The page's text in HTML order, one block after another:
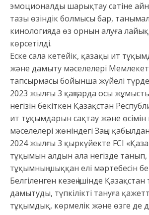
эмоционалды шарықтау сәтіне
тазы өзіндік болмысы бар,
кинологияда өз орнын алуға
көрсетілді.
Еске сала кетейік, қазақы ит
және дамыту мәселелері
тапсырмасы бойынша жүйелі
2023 жылғы 3 қаңтарда осы
негізін бекіткен Қазақстан
ит тұқымдарын сақтау және
мәселелері жөніндегі Заңы
2024 жылғы 3 қыркүйекте FCI
тұқымын алдын ала негізде танып,
тұқымның шыққан елі мәртебесін
Белгіленген кезең ішінде
дамытуды, түпкілікті тануға
тұқымдық, көрмелік және өзге де